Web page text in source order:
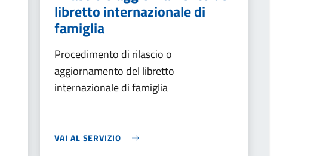
libretto internazionale di
famiglia
Procedimento di rilascio o
aggiornamento del libretto
internazionale di famiglia
VAI AL SERVIZIO